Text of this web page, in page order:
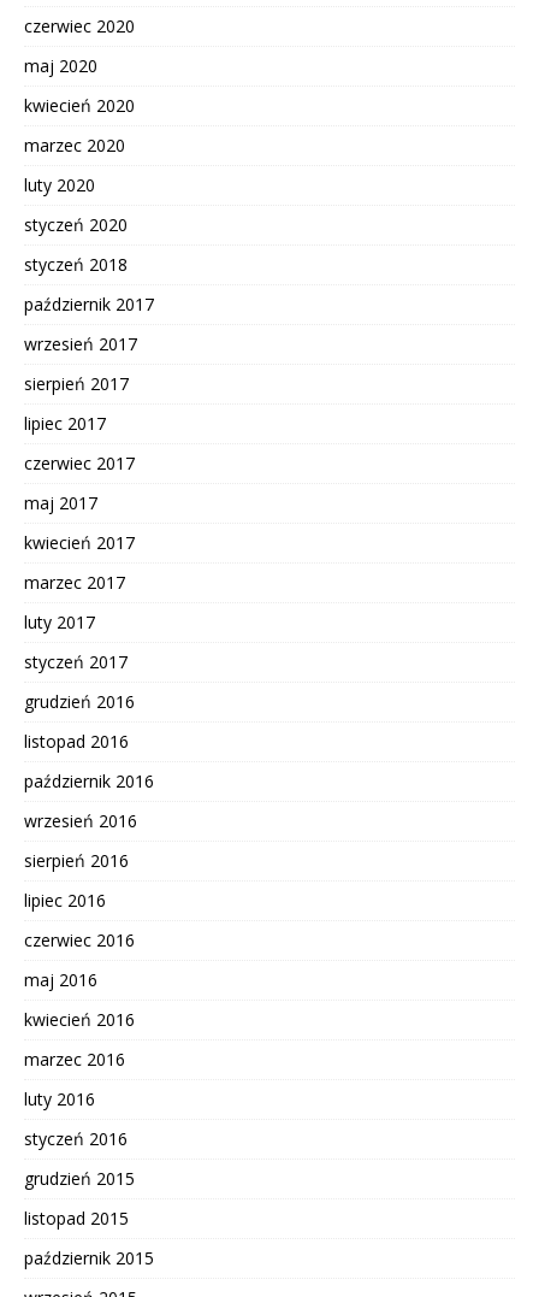
czerwiec 2020
maj 2020
kwiecień 2020
marzec 2020
luty 2020
styczeń 2020
styczeń 2018
październik 2017
wrzesień 2017
sierpień 2017
lipiec 2017
czerwiec 2017
maj 2017
kwiecień 2017
marzec 2017
luty 2017
styczeń 2017
grudzień 2016
listopad 2016
październik 2016
wrzesień 2016
sierpień 2016
lipiec 2016
czerwiec 2016
maj 2016
kwiecień 2016
marzec 2016
luty 2016
styczeń 2016
grudzień 2015
listopad 2015
październik 2015